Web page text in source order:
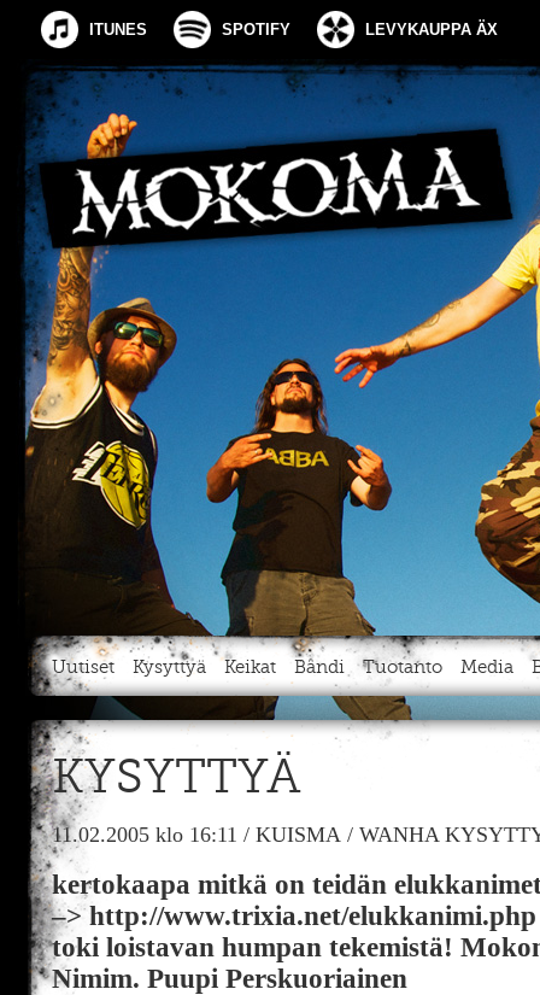
ITUNES SPOTIFY LEVYKAUPPA ÄX
Uutiset Kysyttyä Keikat Bändi Tuotanto Media
KYSYTTYÄ
11.02.2005 klo 16:11 / KUISMA / WANHA
kertokaapa mitkä on teidän
–> http://www.trixia.net/
toki loistavan humpan tekemistä!
Nimim. Puupi Perskuoriainen